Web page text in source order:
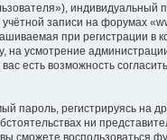
индивидуальный
записи на форумах
при регистрации в
на усмотрение
есть возможность
регистрируясь на
ни
сможете воспользоваться